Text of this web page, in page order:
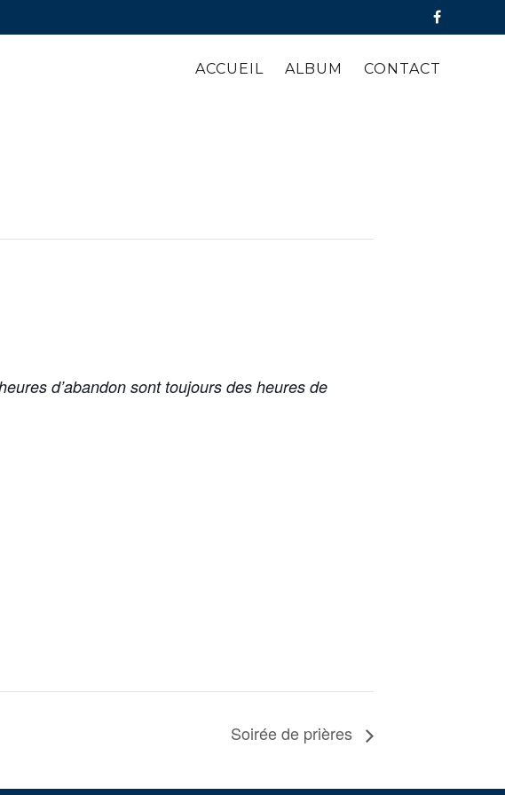
ACCUEIL ALBUM CONTACT
d’abandon sont toujours des heures de
Soirée de prières